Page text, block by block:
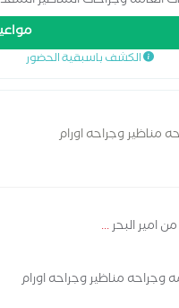
الكشف باسبقية الحضور
مناظير وجراحه اورام
البحر...
مناظير وجراحه اورام